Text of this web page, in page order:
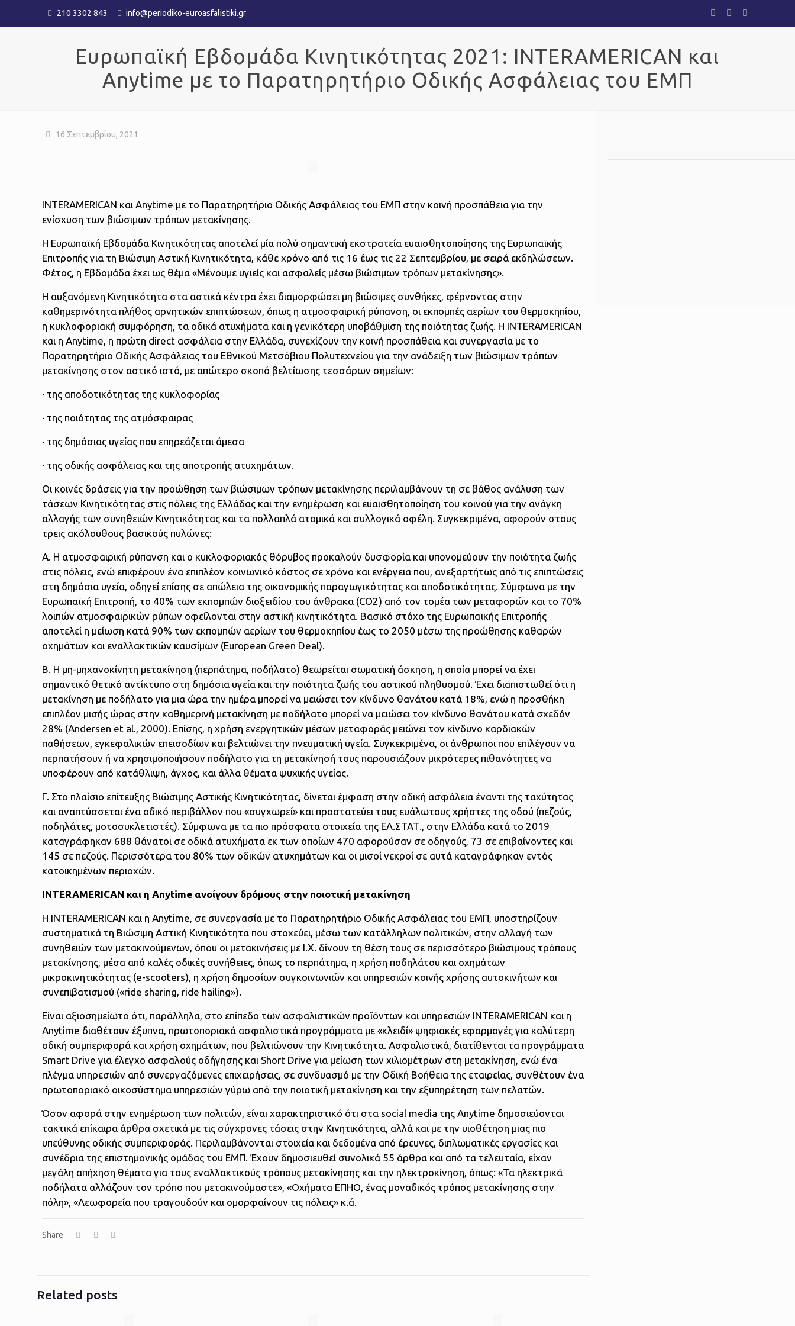
210 3302 843 info@periodiko-euroasfalistiki.gr
Ευρωπαϊκή Εβδομάδα Κινητικότητας 2021: INTERAMERICAN και
Anytime με το Παρατηρητήριο Οδικής Ασφάλειας του ΕΜΠ
16 Σεπτεμβρίου, 2021
INTERAMERICAN και Anytime με το Παρατηρητήριο Οδικής Ασφάλειας του ΕΜΠ στην κοινή προσπάθεια για την
ενίσχυση των βιώσιμων τρόπων μετακίνησης.
Η Ευρωπαϊκή Εβδομάδα Κινητικότητας αποτελεί μία πολύ σημαντική εκστρατεία ευαισθητοποίησης της Ευρωπαϊκής
Επιτροπής για τη Βιώσιμη Αστική Κινητικότητα, κάθε χρόνο από τις 16 έως τις 22 Σεπτεμβρίου, με σειρά εκδηλώσεων.
Φέτος, η Εβδομάδα έχει ως θέμα «Μένουμε υγιείς και ασφαλείς μέσω βιώσιμων τρόπων μετακίνησης».
Η αυξανόμενη Κινητικότητα στα αστικά κέντρα έχει διαμορφώσει μη βιώσιμες συνθήκες, φέρνοντας στην
καθημερινότητα πλήθος αρνητικών επιπτώσεων, όπως η ατμοσφαιρική ρύπανση, οι εκπομπές αερίων του θερμοκηπίου,
η κυκλοφοριακή συμφόρηση, τα οδικά ατυχήματα και η γενικότερη υποβάθμιση της ποιότητας ζωής. H INTERAMERICAN
και η Anytime, η πρώτη direct ασφάλεια στην Ελλάδα, συνεχίζουν την κοινή προσπάθεια και συνεργασία με το
Παρατηρητήριο Οδικής Ασφάλειας του Εθνικού Μετσόβιου Πολυτεχνείου για την ανάδειξη των βιώσιμων τρόπων
μετακίνησης στον αστικό ιστό, με απώτερο σκοπό βελτίωσης τεσσάρων σημείων:
· της αποδοτικότητας της κυκλοφορίας
· της ποιότητας της ατμόσφαιρας
· της δημόσιας υγείας που επηρεάζεται άμεσα
· της οδικής ασφάλειας και της αποτροπής ατυχημάτων.
Οι κοινές δράσεις για την προώθηση των βιώσιμων τρόπων μετακίνησης περιλαμβάνουν τη σε βάθος ανάλυση των
τάσεων Κινητικότητας στις πόλεις της Ελλάδας και την ενημέρωση και ευαισθητοποίηση του κοινού για την ανάγκη
αλλαγής των συνηθειών Κινητικότητας και τα πολλαπλά ατομικά και συλλογικά οφέλη. Συγκεκριμένα, αφορούν στους
τρεις ακόλουθους βασικούς πυλώνες:
Α. Η ατμοσφαιρική ρύπανση και ο κυκλοφοριακός θόρυβος προκαλούν δυσφορία και υπονομεύουν την ποιότητα ζωής
στις πόλεις, ενώ επιφέρουν ένα επιπλέον κοινωνικό κόστος σε χρόνο και ενέργεια που, ανεξαρτήτως από τις επιπτώσεις
στη δημόσια υγεία, οδηγεί επίσης σε απώλεια της οικονομικής παραγωγικότητας και αποδοτικότητας. Σύμφωνα με την
Ευρωπαϊκή Επιτροπή, το 40% των εκπομπών διοξειδίου του άνθρακα (CO2) από τον τομέα των μεταφορών και το 70%
λοιπών ατμοσφαιρικών ρύπων οφείλονται στην αστική κινητικότητα. Βασικό στόχο της Ευρωπαϊκής Επιτροπής
αποτελεί η μείωση κατά 90% των εκπομπών αερίων του θερμοκηπίου έως το 2050 μέσω της προώθησης καθαρών
οχημάτων και εναλλακτικών καυσίμων (European Green Deal).
Β. Η μη-μηχανοκίνητη μετακίνηση (περπάτημα, ποδήλατο) θεωρείται σωματική άσκηση, η οποία μπορεί να έχει
σημαντικό θετικό αντίκτυπο στη δημόσια υγεία και την ποιότητα ζωής του αστικού πληθυσμού. Έχει διαπιστωθεί ότι η
μετακίνηση με ποδήλατο για μια ώρα την ημέρα μπορεί να μειώσει τον κίνδυνο θανάτου κατά 18%, ενώ η προσθήκη
επιπλέον μισής ώρας στην καθημερινή μετακίνηση με ποδήλατο μπορεί να μειώσει τον κίνδυνο θανάτου κατά σχεδόν
28% (Andersen et al., 2000). Επίσης, η χρήση ενεργητικών μέσων μεταφοράς μειώνει τον κίνδυνο καρδιακών
παθήσεων, εγκεφαλικών επεισοδίων και βελτιώνει την πνευματική υγεία. Συγκεκριμένα, οι άνθρωποι που επιλέγουν να
περπατήσουν ή να χρησιμοποιήσουν ποδήλατο για τη μετακίνησή τους παρουσιάζουν μικρότερες πιθανότητες να
υποφέρουν από κατάθλιψη, άγχος, και άλλα θέματα ψυχικής υγείας.
Γ. Στο πλαίσιο επίτευξης Βιώσιμης Αστικής Κινητικότητας, δίνεται έμφαση στην οδική ασφάλεια έναντι της ταχύτητας
και αναπτύσσεται ένα οδικό περιβάλλον που «συγχωρεί» και προστατεύει τους ευάλωτους χρήστες της οδού (πεζούς,
ποδηλάτες, μοτοσυκλετιστές). Σύμφωνα με τα πιο πρόσφατα στοιχεία της ΕΛ.ΣΤΑΤ., στην Ελλάδα κατά το 2019
καταγράφηκαν 688 θάνατοι σε οδικά ατυχήματα εκ των οποίων 470 αφορούσαν σε οδηγούς, 73 σε επιβαίνοντες και
145 σε πεζούς. Περισσότερα του 80% των οδικών ατυχημάτων και οι μισοί νεκροί σε αυτά καταγράφηκαν εντός
κατοικημένων περιοχών.
INTERAMERICAN και η Anytime ανοίγουν δρόμους στην ποιοτική μετακίνηση
H INTERAMERICAN και η Anytime, σε συνεργασία με το Παρατηρητήριο Οδικής Ασφάλειας του ΕΜΠ, υποστηρίζουν
συστηματικά τη Βιώσιμη Αστική Κινητικότητα που στοχεύει, μέσω των κατάλληλων πολιτικών, στην αλλαγή των
συνηθειών των μετακινούμενων, όπου οι μετακινήσεις με Ι.Χ. δίνουν τη θέση τους σε περισσότερο βιώσιμους τρόπους
μετακίνησης, μέσα από καλές οδικές συνήθειες, όπως το περπάτημα, η χρήση ποδηλάτου και οχημάτων
μικροκινητικότητας (e-scooters), η χρήση δημοσίων συγκοινωνιών και υπηρεσιών κοινής χρήσης αυτοκινήτων και
συνεπιβατισμού («ride sharing, ride hailing»).
Είναι αξιοσημείωτο ότι, παράλληλα, στο επίπεδο των ασφαλιστικών προϊόντων και υπηρεσιών INTERAMERICAN και η
Anytime διαθέτουν έξυπνα, πρωτοποριακά ασφαλιστικά προγράμματα με «κλειδί» ψηφιακές εφαρμογές για καλύτερη
οδική συμπεριφορά και χρήση οχημάτων, που βελτιώνουν την Κινητικότητα. Ασφαλιστικά, διατίθενται τα προγράμματα
Smart Drive για έλεγχο ασφαλούς οδήγησης και Short Drive για μείωση των χιλιομέτρων στη μετακίνηση, ενώ ένα
πλέγμα υπηρεσιών από συνεργαζόμενες επιχειρήσεις, σε συνδυασμό με την Οδική Βοήθεια της εταιρείας, συνθέτουν ένα
πρωτοποριακό οικοσύστημα υπηρεσιών γύρω από την ποιοτική μετακίνηση και την εξυπηρέτηση των πελατών.
Όσον αφορά στην ενημέρωση των πολιτών, είναι χαρακτηριστικό ότι στα social media της Αnytime δημοσιεύονται
τακτικά επίκαιρα άρθρα σχετικά με τις σύγχρονες τάσεις στην Κινητικότητα, αλλά και με την υιοθέτηση μιας πιο
υπεύθυνης οδικής συμπεριφοράς. Περιλαμβάνονται στοιχεία και δεδομένα από έρευνες, διπλωματικές εργασίες και
συνέδρια της επιστημονικής ομάδας του ΕΜΠ. Έχουν δημοσιευθεί συνολικά 55 άρθρα και από τα τελευταία, είχαν
μεγάλη απήχηση θέματα για τους εναλλακτικούς τρόπους μετακίνησης και την ηλεκτροκίνηση, όπως: «Τα ηλεκτρικά
ποδήλατα αλλάζουν τον τρόπο που μετακινούμαστε», «Οχήματα ΕΠΗΟ, ένας μοναδικός τρόπος μετακίνησης στην
πόλη», «Λεωφορεία που τραγουδούν και ομορφαίνουν τις πόλεις» κ.ά.
Share
Related posts